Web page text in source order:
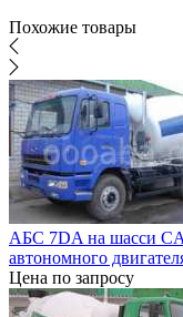
Похожие товары
АБС 7DA на шасси
автономного
Цена по запросу